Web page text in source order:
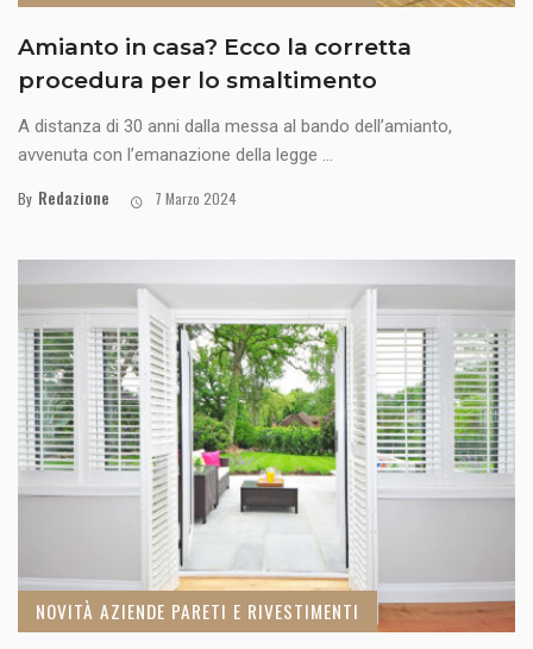
Amianto in casa? Ecco la corretta
procedura per lo smaltimento
A distanza di 30 anni dalla messa al bando dell’amianto,
avvenuta con l’emanazione della legge ...
By Redazione 7 Marzo 2024
NOVITÀ AZIENDE PARETI E RIVESTIMENTI